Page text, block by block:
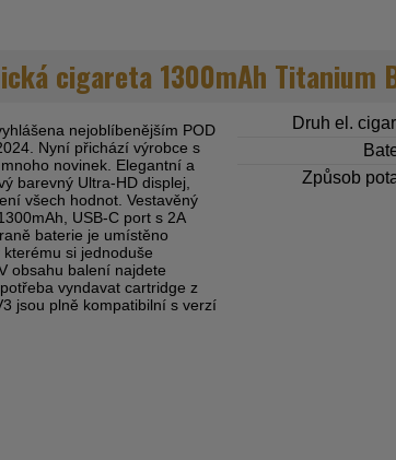
cigareta 1300mAh Titanium
nejoblíbenějším POD
Nyní přichází výrobce s
novinek. Elegantní a
barevný Ultra-HD displej,
všech hodnot. Vestavěný
USB-C port s 2A
baterie je umístěno
si jednoduše
obsahu balení najdete
vyndavat cartridge z
jsou plně kompatibilní s verzí
Druh el.
Způsob